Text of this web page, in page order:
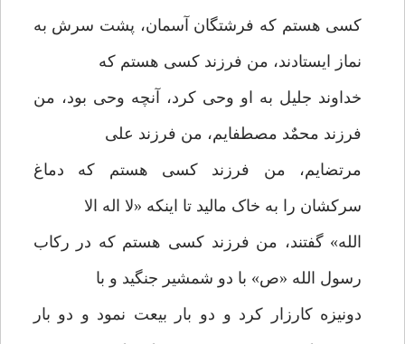
کسی هستم که فرشتگان آسمان، پشت سرش به
نماز ایستادند، من فرزند کسی هستم که
خداوند جلیل به او وحی کرد، آنچه وحی بود، من
فرزند محمٌد مصطفایم، من فرزند علی
مرتضایم، من فرزند کسی هستم که دماغ
سرکشان را به خاک مالید تا اینکه «لا اله الا
الله» گفتند، من فرزند کسی هستم که در رکاب
رسول الله «ص» با دو شمشیر جنگید و با
دونیزه کارزار کرد و دو بار بیعت نمود و دو بار